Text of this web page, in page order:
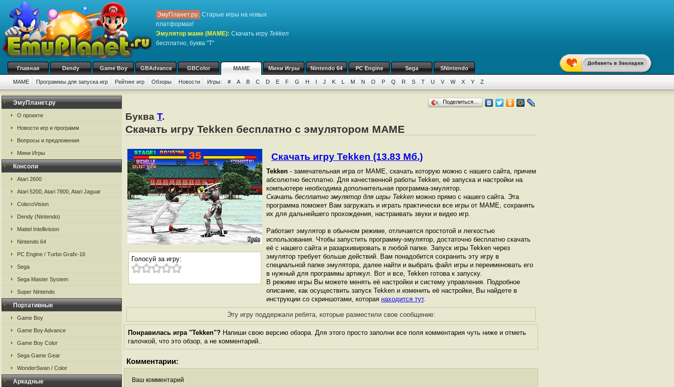
ЭмуПланет.ру: Старые игры на новых
платформах!
Эмулятор маме (MAME): Скачать игру Tekken
бесплатно, буква "T"
Главная Dendy Game Boy GBAdvance GBColor MAME Мини Игры Nintendo 64 PC Engine Sega SNintendo
MAME Программы для запуска игр Рейтинг игр Обзоры Новости Игры: # A B C D E F G H I J K L M N O P Q R S T U V W X Y Z
ЭмуПланет.ру
О проекте
Новости игр и программ
Вопросы и предложения
Мини Игры
Консоли
Atari 2600
Atari 5200, Atari 7800, Atari Jaguar
ColecoVision
Dendy (Nintendo)
Mattel Intellivision
Nintendo 64
PC Engine / Turbo Grafx-16
Sega
Sega Master System
Super Nintendo
Портативные
Game Boy
Game Boy Advance
Game Boy Color
Sega Game Gear
WonderSwan / Color
Аркадные
Поделиться…
Буква T.
Скачать игру Tekken бесплатно с эмулятором MAME
Голосуй за игру:
Скачать игру Tekken (13.83 Мб.)
Tekken - замечательная игра от МАМЕ, скачать которую можно с нашего сайта, причем
абсолютно бесплатно. Для качественной работы Tekken, её запуска и настройки на
компьютере необходима дополнительная программа-эмулятор.
Скачать бесплатно эмулятор для игры Tekken можно прямо с нашего сайта. Эта
программа поможет Вам загружать и играть практически все игры от МАМЕ, сохранять
их для дальнейшего прохождения, настраивать звуки и видео игр.
Работает эмулятор в обычном режиме, отличается простотой и легкостью
использования. Чтобы запустить программу-эмулятор, достаточно бесплатно скачать
её с нашего сайта и разархивировать в любой папке. Запуск игры Tekken через
эмулятор требует больше действий. Вам понадобится сохранить эту игру в
специальной папке эмулятора, далее найти и выбрать файл игры и переименовать его
в нужный для программы артикул. Вот и все, Tekken готова к запуску.
В режиме игры Вы можете менять её настройки и систему управления. Подробное
описание, как осуществить запуск Tekken и изменить её настройки, Вы найдете в
инструкции со скриншотами, которая находится тут.
Эту игру поддержали ребята, которые разместили свое сообщение:
Понравилась игра "Tekken"? Напиши свою версию обзора. Для этого просто заполни все поля комментария чуть ниже и отметь
галочкой, что это обзор, а не комментарий..
Комментарии:
Ваш комментарий